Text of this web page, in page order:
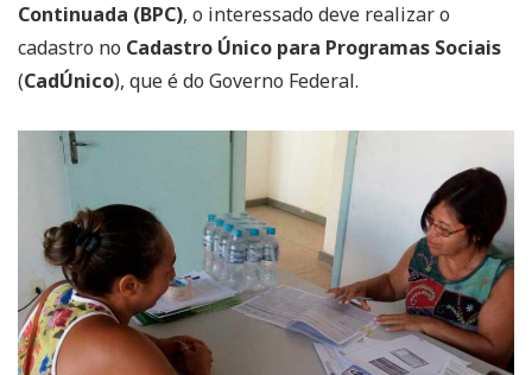
Continuada (BPC), o interessado deve realizar o
cadastro no Cadastro Único para Programas Sociais
(CadÚnico), que é do Governo Federal.